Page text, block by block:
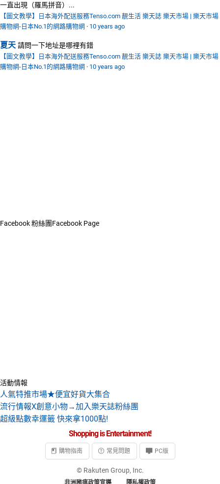
一直出現（羅馬拼音）...
【圖文教學】日本海外配送服務Tenso.com 靚生活 樂天誌 樂天市場 | 樂天市場
購物網-日本No.1的網路購物網 · 10 years ago
夏天 請問一下地址是哪裡有錯
【圖文教學】日本海外配送服務Tenso.com 靚生活 樂天誌 樂天市場 | 樂天市場
購物網-日本No.1的網路購物網 · 10 years ago
Facebook 粉絲團Facebook Page
活動情報
人氣特推市場★便宜好貨大集合
流行情報X創意小物→加入樂天誌粉絲團
超級點數幸運籤 快來拿1000點!
Shopping is Entertainment!
購物指南 常見問題 PC版
© Rakuten Group, Inc.
非洲豬瘟政策宣導 隱私權政策